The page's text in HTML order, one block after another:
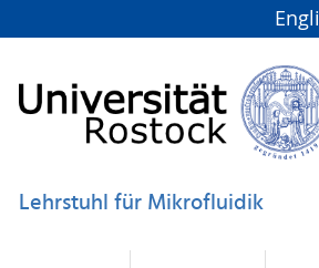
Lehrstuhl für Mikrofluidik